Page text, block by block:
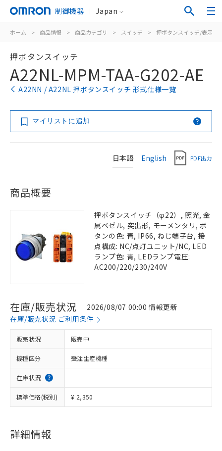
制御機器 Japan
ホーム > 商品情報 > 商品カテゴリ > スイッチ > 押ボタンスイッチ/表示灯
押ボタンスイッチ
A22NL-MPM-TAA-G202-AE
A22NN / A22NL 押ボタンスイッチ 形式仕様一覧
マイリストに追加
日本語 English PDF出力
商品概要
押ボタンスイッチ（φ22）, 照光, 金
属ベゼル, 突出形, モーメンタリ, ボ
タンの色: 青, IP66, ねじ端子台, 接
点構成: NC/点灯ユニット/NC, LED
ランプ色: 青, LEDランプ電圧:
AC200/220/230/240V
在庫/販売状況
2026/08/07 00:00 情報更新
在庫/販売状況 ご利用条件
販売状況 販売中
機種区分 受注生産機種
在庫状況
標準価格(税別) ¥ 2,350
詳細情報